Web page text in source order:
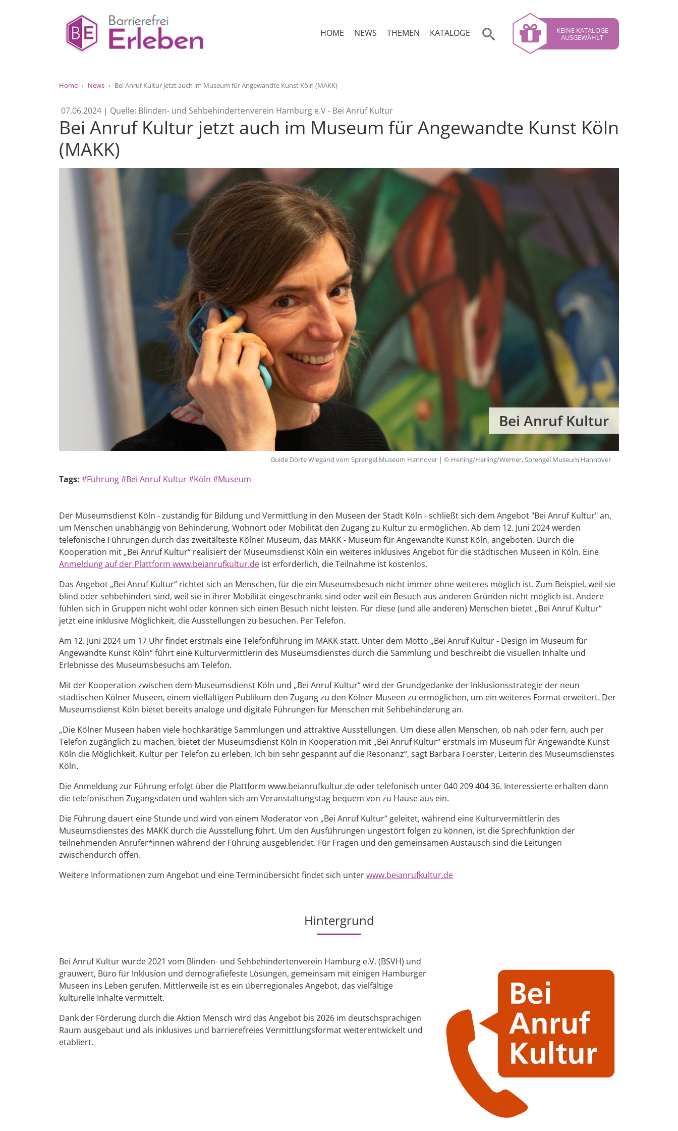
HOME NEWS THEMEN KATALOGE KEINE KATALOGE
AUSGEWÄHLT
Home News Bei Anruf Kultur jetzt auch im Museum für Angewandte Kunst Köln (MAKK)
07.06.2024 | Quelle: Blinden- und Sehbehindertenverein Hamburg e.V - Bei Anruf Kultur
Bei Anruf Kultur jetzt auch im Museum für Angewandte Kunst Köln
(MAKK)
Bei Anruf Kultur
Guide Dörte Wiegand vom Sprengel Museum Hannover | © Herling/Herling/Werner, Sprengel Museum Hannover
Tags: #Führung#Bei Anruf Kultur#Köln #Museum
Der Museumsdienst Köln - zuständig für Bildung und Vermittlung in den Museen der Stadt Köln - schließt sich dem Angebot "Bei Anruf Kultur" an,
um Menschen unabhängig von Behinderung, Wohnort oder Mobilität den Zugang zu Kultur zu ermöglichen. Ab dem 12. Juni 2024 werden
telefonische Führungen durch das zweitälteste Kölner Museum, das MAKK - Museum für Angewandte Kunst Köln, angeboten. Durch die
Kooperation mit „Bei Anruf Kultur“ realisiert der Museumsdienst Köln ein weiteres inklusives Angebot für die städtischen Museen in Köln. Eine
Anmeldung auf der Plattform www.beianrufkultur.de ist erforderlich, die Teilnahme ist kostenlos.
Das Angebot „Bei Anruf Kultur“ richtet sich an Menschen, für die ein Museumsbesuch nicht immer ohne weiteres möglich ist. Zum Beispiel, weil sie
blind oder sehbehindert sind, weil sie in ihrer Mobilität eingeschränkt sind oder weil ein Besuch aus anderen Gründen nicht möglich ist. Andere
fühlen sich in Gruppen nicht wohl oder können sich einen Besuch nicht leisten. Für diese (und alle anderen) Menschen bietet „Bei Anruf Kultur“
jetzt eine inklusive Möglichkeit, die Ausstellungen zu besuchen. Per Telefon.
Am 12. Juni 2024 um 17 Uhr findet erstmals eine Telefonführung im MAKK statt. Unter dem Motto „Bei Anruf Kultur - Design im Museum für
Angewandte Kunst Köln“ führt eine Kulturvermittlerin des Museumsdienstes durch die Sammlung und beschreibt die visuellen Inhalte und
Erlebnisse des Museumsbesuchs am Telefon.
Mit der Kooperation zwischen dem Museumsdienst Köln und „Bei Anruf Kultur“ wird der Grundgedanke der Inklusionsstrategie der neun
städtischen Kölner Museen, einem vielfältigen Publikum den Zugang zu den Kölner Museen zu ermöglichen, um ein weiteres Format erweitert. Der
Museumsdienst Köln bietet bereits analoge und digitale Führungen für Menschen mit Sehbehinderung an.
„Die Kölner Museen haben viele hochkarätige Sammlungen und attraktive Ausstellungen. Um diese allen Menschen, ob nah oder fern, auch per
Telefon zugänglich zu machen, bietet der Museumsdienst Köln in Kooperation mit „Bei Anruf Kultur“ erstmals im Museum für Angewandte Kunst
Köln die Möglichkeit, Kultur per Telefon zu erleben. Ich bin sehr gespannt auf die Resonanz“, sagt Barbara Foerster, Leiterin des Museumsdienstes
Köln.
Die Anmeldung zur Führung erfolgt über die Plattform www.beianrufkultur.de oder telefonisch unter 040 209 404 36. Interessierte erhalten dann
die telefonischen Zugangsdaten und wählen sich am Veranstaltungstag bequem von zu Hause aus ein.
Die Führung dauert eine Stunde und wird von einem Moderator von „Bei Anruf Kultur“ geleitet, während eine Kulturvermittlerin des
Museumsdienstes des MAKK durch die Ausstellung führt. Um den Ausführungen ungestört folgen zu können, ist die Sprechfunktion der
teilnehmenden Anrufer*innen während der Führung ausgeblendet. Für Fragen und den gemeinsamen Austausch sind die Leitungen
zwischendurch offen.
Weitere Informationen zum Angebot und eine Terminübersicht findet sich unterwww.beianrufkultur.de
Hintergrund
Bei Anruf Kultur wurde 2021 vom Blinden- und Sehbehindertenverein Hamburg e.V. (BSVH) und
grauwert, Büro für Inklusion und demografiefeste Lösungen, gemeinsam mit einigen Hamburger
Museen ins Leben gerufen. Mittlerweile ist es ein überregionales Angebot, das vielfältige
kulturelle Inhalte vermittelt.
Dank der Förderung durch die Aktion Mensch wird das Angebot bis 2026 im deutschsprachigen
Raum ausgebaut und als inklusives und barrierefreies Vermittlungsformat weiterentwickelt und
etabliert.